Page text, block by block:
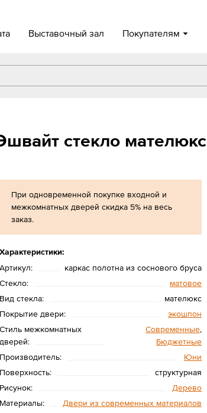
Выставочный зал Покупателям
стекло мателюкс
При одновременной покупке входной и
межкомнатных дверей скидка 5% на весь
заказ.
Характеристики:
Артикул:
каркас полотна из соснового бруса
Стекло:
матовое
Вид стекла:
мателюкс
Покрытие двери:
экошпон
Стиль межкомнатных
дверей:
Современные,
Бюджетные
Производитель:
Юни
Поверхность:
структурная
Рисунок:
Дерево
Материалы:
Двери из современных материалов